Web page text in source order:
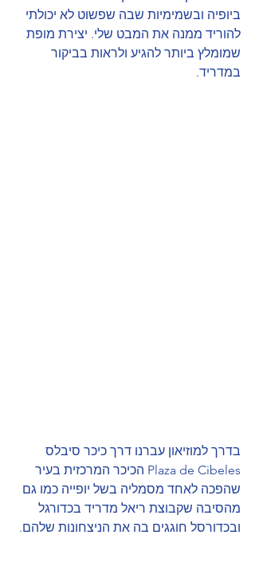
ביופיה ובשמימיות שבה שפשוט לא יכולתי
להוריד ממנה את המבט שלי. יצירת מופת
שמומלץ ביותר להגיע ולראות בביקור
במדריד.
בדרך למוזיאון עברנו דרך כיכר סיבלס
Plaza de Cibeles הכיכר המרכזית בעיר
שהפכה לאחד מסמליה בשל יופייה כמו גם
מהסיבה שקבוצת ריאל מדריד בכדורגל
ובכדורסל חוגגים בה את הניצחונות שלהם.